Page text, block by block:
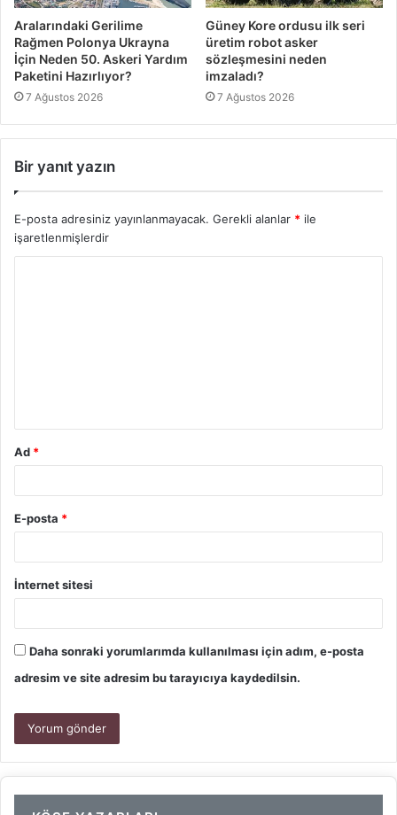
Aralarındaki Gerilime
Rağmen Polonya Ukrayna
İçin Neden 50. Askeri Yardım
Paketini Hazırlıyor?
7 Ağustos 2026
Güney Kore ordusu ilk seri
üretim robot asker
sözleşmesini neden
imzaladı?
7 Ağustos 2026
Bir yanıt yazın
E-posta adresiniz yayınlanmayacak. Gerekli alanlar * ile
işaretlenmişlerdir
Ad *
E-posta *
İnternet sitesi
Daha sonraki yorumlarımda kullanılması için adım, e-posta
adresim ve site adresim bu tarayıcıya kaydedilsin.